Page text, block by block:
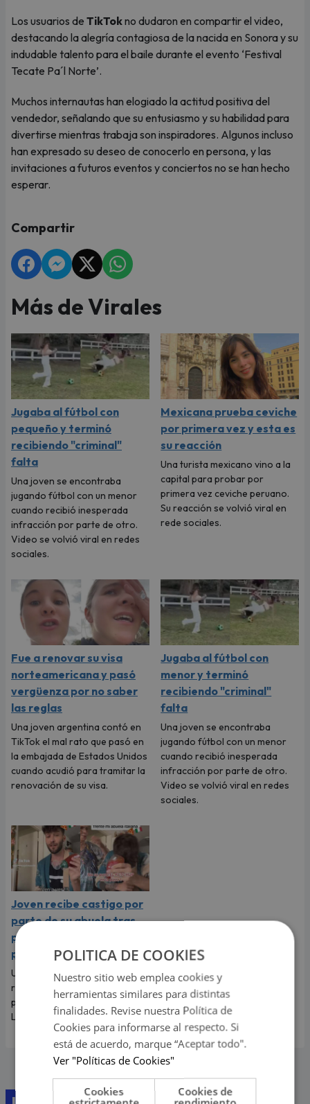
Los usuarios de TikTokno dudaron en compartir el video,
destacando la alegría contagiosa de la nacida en Sonora y su
indudable talento para el baile durante el evento ‘Festival
Tecate Pa´l Norte’.
Muchos internautas han elogiado la actitud positiva del
vendedor, señalando que su entusiasmo y su habilidad para
divertirse mientras trabaja son inspiradores. Algunos incluso
han expresado su deseo de conocerlo en persona, y las
invitaciones a futuros eventos y conciertos no se han hecho
esperar.
Compartir
Más de Virales
Jugaba al fútbol con
pequeño y terminó
recibiendo "criminal"
falta
Una joven se encontraba
jugando fútbol con un menor
cuando recibió inesperada
infracción por parte de otro.
Video se volvió viral en redes
sociales.
Mexicana prueba ceviche
por primera vez y esta es
su reacción
Una turista mexicano vino a la
capital para probar por
primera vez ceviche peruano.
Su reacción se volvió viral en
rede sociales.
Fue a renovar su visa
norteamericana y pasó
vergüenza por no saber
las reglas
Una joven argentina contó en
TikTok el mal rato que pasó en
la embajada de Estados Unidos
cuando acudió para tramitar la
renovación de su visa.
Jugaba al fútbol con
menor y terminó
recibiendo "criminal"
falta
Una joven se encontraba
jugando fútbol con un menor
cuando recibió inesperada
infracción por parte de otro.
Video se volvió viral en redes
sociales.
Joven recibe castigo por
parte de su abuela tras
ponerle kétchup a su
pizza
Un joven se ha vuelto viral en
redes sociales tras grabarse
poniéndole kétchup a su pizza.
La más indignada fue su abuela.
POLITICA DE COOKIES
Nuestro sitio web emplea cookies y
herramientas similares para distintas
finalidades. Revise nuestra Política de
Cookies para informarse al respecto. Si
está de acuerdo, marque “Aceptar todo".
Ver "Políticas de Cookies"
Cookies
Cookies de